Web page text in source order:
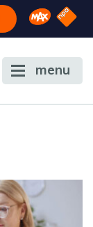
Omroep
NPO
menu